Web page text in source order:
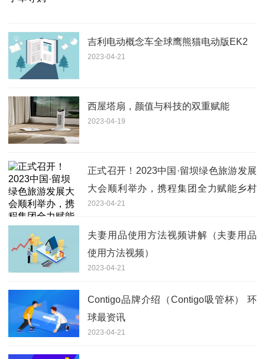
吉利电动概念车全球鹰熊猫电动版EK2
2023-04-21
西屋塔扇，颜值与科技的双重赋能
2023-04-19
正式召开！2023中国·留坝绿色旅游发展
大会顺利举办，携程集团全力赋能乡村
振兴
2023-04-21
夫妻用品使用方法视频讲解（夫妻用品
使用方法视频）
2023-04-21
Contigo品牌介绍（Contigo吸管杯） 环
球最资讯
2023-04-21